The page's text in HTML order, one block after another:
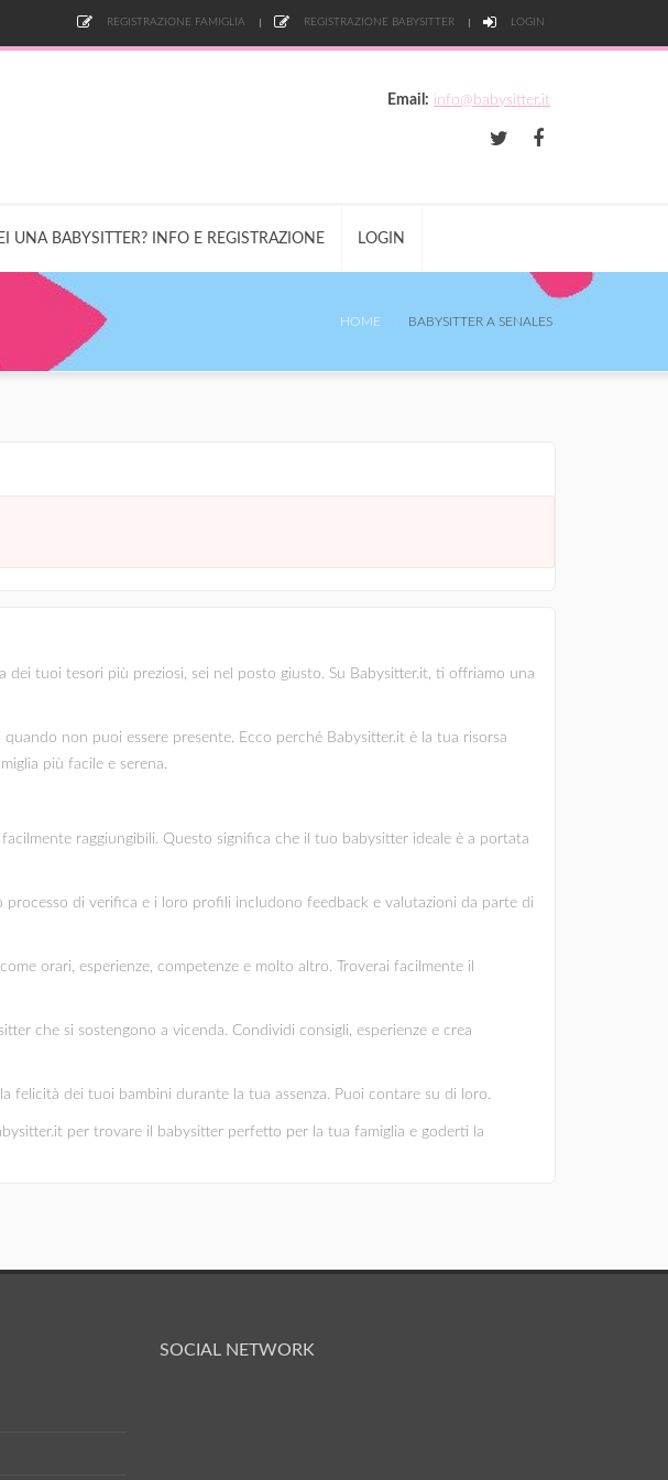
REGISTRAZIONE FAMIGLIA REGISTRAZIONE BABYSITTER LOGIN
Email: info@babysitter.it
UNA BABYSITTER? INFO E REGISTRAZIONE LOGIN
HOME BABYSITTER A SENALES
tuoi tesori più preziosi, sei nel posto giusto. Su Babysitter.it, ti offriamo una
non puoi essere presente. Ecco perché Babysitter.it è la tua risorsa
più facile e serena.
raggiungibili. Questo significa che il tuo babysitter ideale è a portata
di verifica e i loro profili includono feedback e valutazioni da parte di
orari, esperienze, competenze e molto altro. Troverai facilmente il
che si sostengono a vicenda. Condividi consigli, esperienze e crea
felicità dei tuoi bambini durante la tua assenza. Puoi contare su di loro.
per trovare il babysitter perfetto per la tua famiglia e goderti la
SOCIAL NETWORK